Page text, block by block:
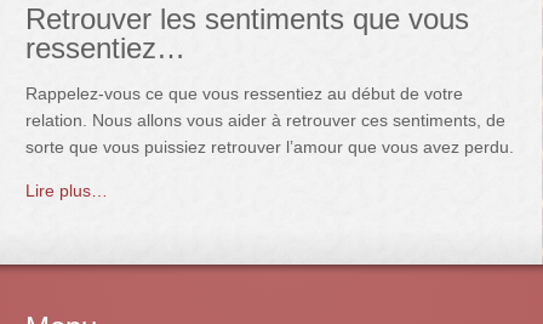
Retrouver les sentiments que vous
ressentiez…
Rappelez-vous ce que vous ressentiez au début de votre
relation. Nous allons vous aider à retrouver ces sentiments, de
sorte que vous puissiez retrouver l’amour que vous avez perdu.
Lire plus…